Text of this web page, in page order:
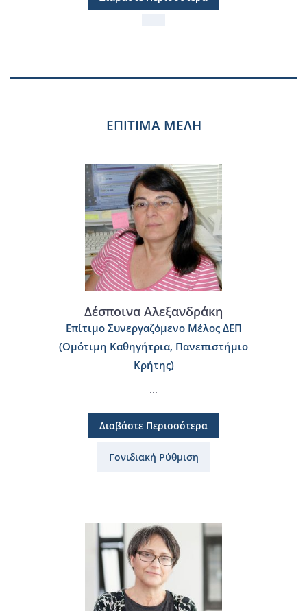
ΕΠΙΤΙΜΑ ΜΕΛΗ
Δέσποινα Αλεξανδράκη
Επίτιμο Συνεργαζόμενο Μέλος ΔΕΠ
(Ομότιμη Καθηγήτρια, Πανεπιστήμιο
Κρήτης)
...
Διαβάστε Περισσότερα
Γονιδιακή Ρύθμιση